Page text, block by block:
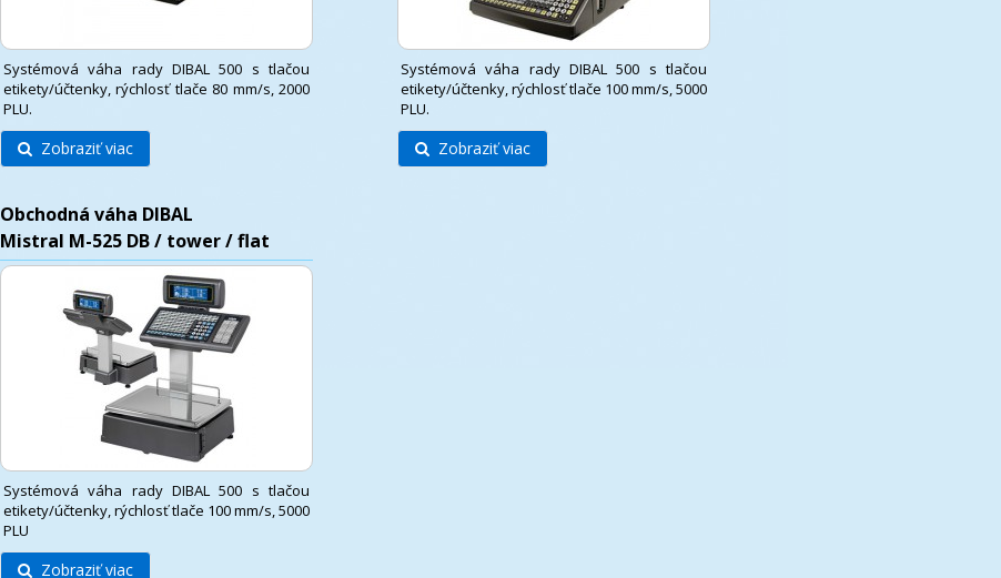
Systémová váha rady DIBAL 500 s tlačou
etikety/účtenky, rýchlosť tlače 80 mm/s, 2000
PLU.
Zobraziť viac
Systémová váha rady DIBAL 500 s tlačou
etikety/účtenky, rýchlosť tlače 100 mm/s, 5000
PLU.
Zobraziť viac
Obchodná váha DIBAL
Mistral M-525 DB / tower / flat
Systémová váha rady DIBAL 500 s tlačou
etikety/účtenky, rýchlosť tlače 100 mm/s, 5000
PLU
Zobraziť viac